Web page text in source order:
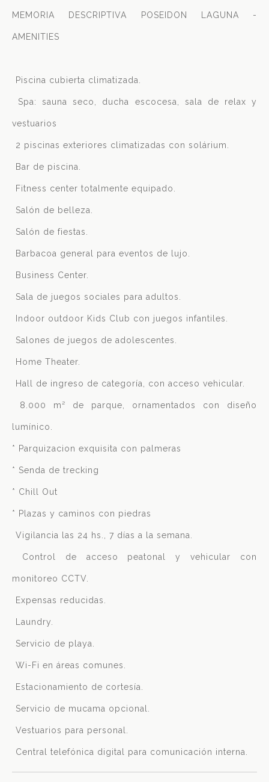
MEMORIA DESCRIPTIVA POSEIDON LAGUNA -
AMENITIES
 Piscina cubierta climatizada.
 Spa: sauna seco, ducha escocesa, sala de relax y
vestuarios
 2 piscinas exteriores climatizadas con solárium.
 Bar de piscina.
 Fitness center totalmente equipado.
 Salón de belleza.
 Salón de fiestas.
 Barbacoa general para eventos de lujo.
 Business Center.
 Sala de juegos sociales para adultos.
 Indoor outdoor Kids Club con juegos infantiles.
 Salones de juegos de adolescentes.
 Home Theater.
 Hall de ingreso de categoría, con acceso vehicular.
 8.000 m² de parque, ornamentados con diseño
lumínico.
* Parquizacion exquisita con palmeras
* Senda de trecking
* Chill Out
* Plazas y caminos con piedras
 Vigilancia las 24 hs., 7 días a la semana.
 Control de acceso peatonal y vehicular con
monitoreo CCTV.
 Expensas reducidas.
 Laundry.
 Servicio de playa.
 Wi-Fi en áreas comunes.
 Estacionamiento de cortesía.
 Servicio de mucama opcional.
 Vestuarios para personal.
 Central telefónica digital para comunicación interna.